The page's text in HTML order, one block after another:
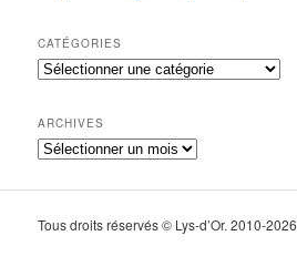
CATÉGORIES
Catégories
ARCHIVES
Archives
Tous droits réservés © Lys-d’Or. 2010-2026